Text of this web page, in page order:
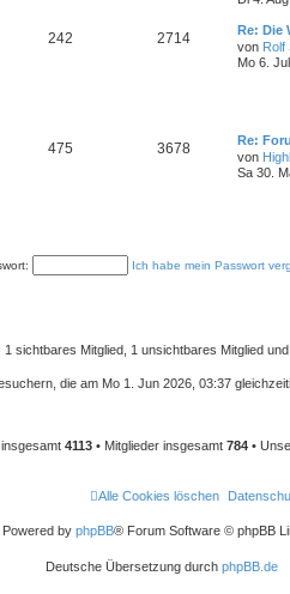
242 2714
Re: Die
von Rolf
Mo 6.
475 3678
Re:
von
Sa 30.
Ich habe mein Passwort
1 sichtbares Mitglied, 1 unsichtbares Mitglied
die am Mo 1. Jun 2026, 03:37
4113 • Mitglieder insgesamt 784 •
Alle Cookies löschen
Powered by phpBB® Forum Software © phpBB
Deutsche Übersetzung durch phpBB.de